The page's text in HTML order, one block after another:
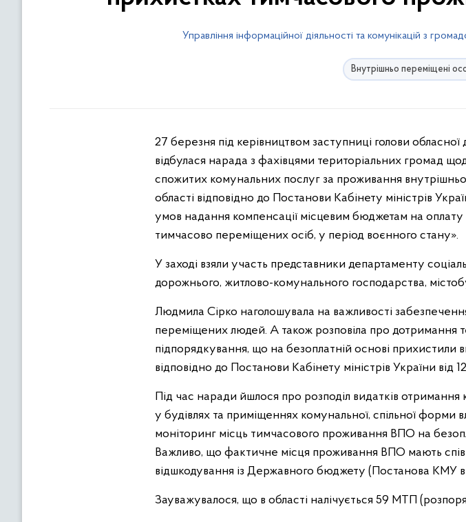
Управління інформаційної діяльності та комунікацій з
Внутрішньо переміщені
27 березня під керівництвом заступниці голови
відбулася нарада з фахівцями територіальних громад
спожитих комунальних послуг за проживання
області відповідно до Постанови Кабінету міністрів
умов надання компенсації місцевим бюджетам на
тимчасово переміщених осіб, у період воєнного стану».
У заході взяли участь представники департаменту
дорожнього, житлово-комунального господарства,
Людмила Сірко наголошувала на важливості
переміщених людей. А також розповіла про дотримання
підпорядкування, що на безоплатній основі
відповідно до Постанови Кабінету міністрів України від
Під час наради йшлося про розподіл видатків
у будівлях та приміщеннях комунальної, спільної форми
моніторинг місць тимчасового проживання ВПО на
Важливо, що фактичне місця проживання ВПО мають
відшкодування із Державного бюджету (Постанова КМУ
Зауважувалося, що в області налічується 59 МТП